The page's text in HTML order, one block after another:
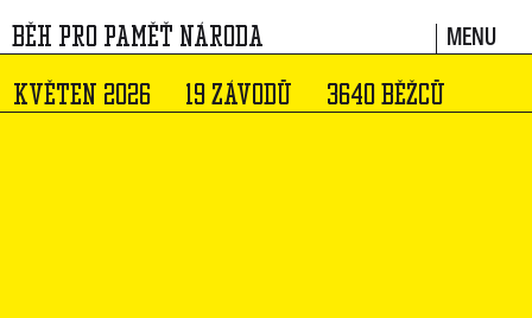
BĚH PRO PAMĚŤ NÁRODA MENU
KVĚTEN 2026 19 ZÁVODŮ 3640 BĚŽCŮ